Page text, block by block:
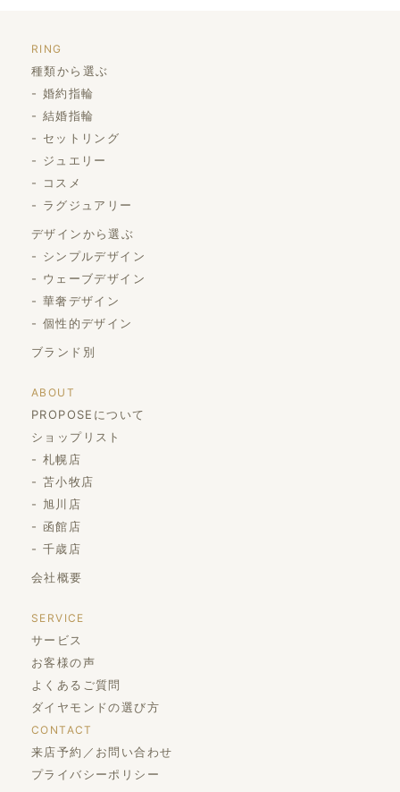
RING
種類から選ぶ
婚約指輪
結婚指輪
セットリング
ジュエリー
コスメ
ラグジュアリー
デザインから選ぶ
シンプルデザイン
ウェーブデザイン
華奢デザイン
個性的デザイン
ブランド別
ABOUT
PROPOSEについて
ショップリスト
札幌店
苫小牧店
旭川店
函館店
千歳店
会社概要
SERVICE
サービス
お客様の声
よくあるご質問
ダイヤモンドの選び方
CONTACT
来店予約／お問い合わせ
プライバシーポリシー